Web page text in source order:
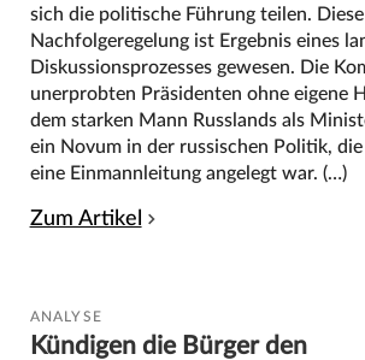
sich die politische Führung teilen. Diese
Nachfolgeregelung ist Ergebnis eines
Diskussionsprozesses gewesen. Die
unerprobten Präsidenten ohne eigene
dem starken Mann Russlands als
ein Novum in der russischen Politik,
eine Einmannleitung angelegt war. (…)
Zum Artikel
ANALYSE
Kündigen die Bürger den